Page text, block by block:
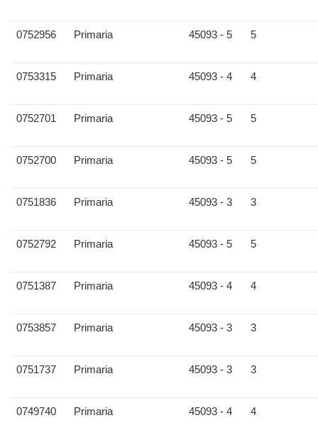
0752956 Primaria 45093 - 5 5
0753315 Primaria 45093 - 4 4
0752701 Primaria 45093 - 5 5
0752700 Primaria 45093 - 5 5
0751836 Primaria 45093 - 3 3
0752792 Primaria 45093 - 5 5
0751387 Primaria 45093 - 4 4
0753857 Primaria 45093 - 3 3
0751737 Primaria 45093 - 3 3
0749740 Primaria 45093 - 4 4